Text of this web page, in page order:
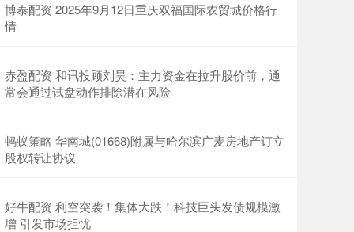
博泰配资 2025年9月12日重庆双福国际农贸城价格行
情
赤盈配资 和讯投顾刘昊：主力资金在拉升股价前，通
常会通过试盘动作排除潜在风险
蚂蚁策略 华南城(01668)附属与哈尔滨广麦房地产订立
股权转让协议
好牛配资 利空突袭！集体大跌！科技巨头发债规模激
增 引发市场担忧